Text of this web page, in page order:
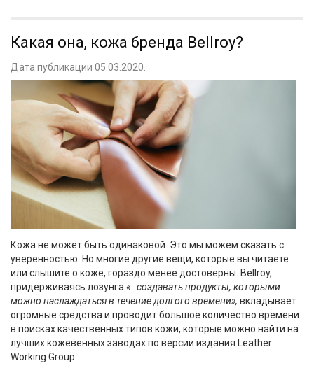
Какая она, кожа бренда Bellroy?
Дата публикации 05.03.2020.
Кожа не может быть одинаковой. Это мы можем сказать с
уверенностью. Но многие другие вещи, которые вы читаете
или слышите о коже, гораздо менее достоверны. Bellroy,
придерживаясь лозунга«…создавать продукты, которыми
можно наслаждаться в течение долгого времени», вкладывает
огромные средства и проводит большое количество времени
в поисках качественных типов кожи, которые можно найти на
лучших кожевенных заводах по версии издания Leather
Working Group.